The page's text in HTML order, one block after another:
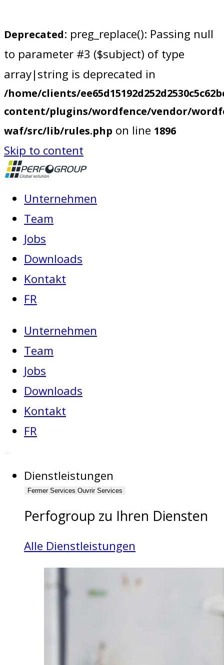
Deprecated: preg_replace(): Passing null
to parameter #3 ($subject) of type
array|string is deprecated in
/home/clients/
content/plugins/wordfence/vendor/
waf/src/lib/rules.php on line 1896
Skip to content
Unternehmen
Team
Jobs
Downloads
Kontakt
FR
Unternehmen
Team
Jobs
Downloads
Kontakt
FR
Dienstleistungen
Fermer Services Ouvrir Services
Perfogroup zu Ihren Diensten
Alle Dienstleistungen